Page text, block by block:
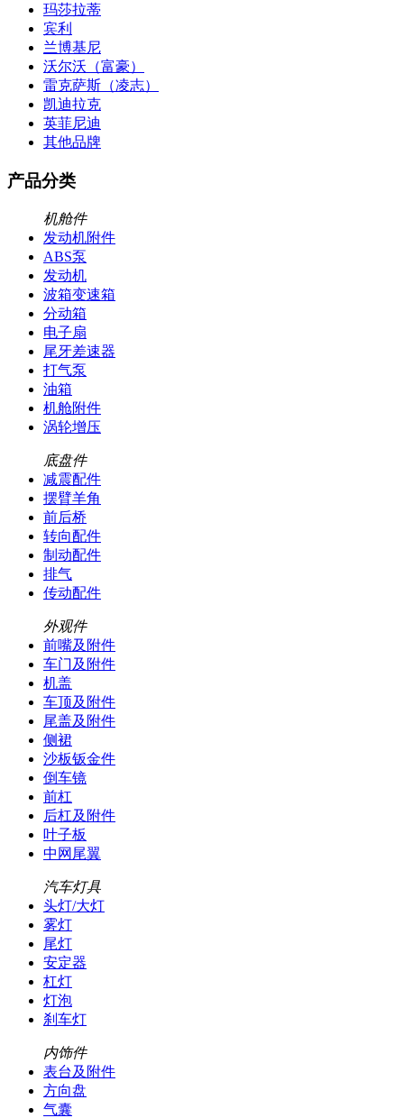
玛莎拉蒂
宾利
兰博基尼
沃尔沃（富豪）
雷克萨斯（凌志）
凯迪拉克
英菲尼迪
其他品牌
产品分类
机舱件
发动机附件
ABS泵
发动机
波箱变速箱
分动箱
电子扇
尾牙差速器
打气泵
油箱
机舱附件
涡轮增压
底盘件
减震配件
摆臂羊角
前后桥
转向配件
制动配件
排气
传动配件
外观件
前嘴及附件
车门及附件
机盖
车顶及附件
尾盖及附件
侧裙
沙板钣金件
倒车镜
前杠
后杠及附件
叶子板
中网尾翼
汽车灯具
头灯/大灯
雾灯
尾灯
安定器
杠灯
灯泡
刹车灯
内饰件
表台及附件
方向盘
气囊